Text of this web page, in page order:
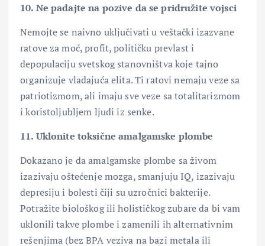
10. Ne padajte na pozive da se pridružite vojsci
Nemojte se naivno uključivati u veštački izazvane
ratove za moć, profit, političku prevlast i
depopulaciju svetskog stanovništva koje tajno
organizuje vladajuća elita. Ti ratovi nemaju veze sa
patriotizmom, ali imaju sve veze sa totalitarizmom
i koristoljubljem ljudi iz senke.
11. Uklonite toksične amalgamske plombe
Dokazano je da amalgamske plombe sa živom
izazivaju oštećenje mozga, smanjuju IQ, izazivaju
depresiju i bolesti čiji su uzročnici bakterije.
Potražite biološkog ili holističkog zubare da bi vam
uklonili takve plombe i zamenili ih alternativnim
rešenjima (bez BPA veziva na bazi metala ili